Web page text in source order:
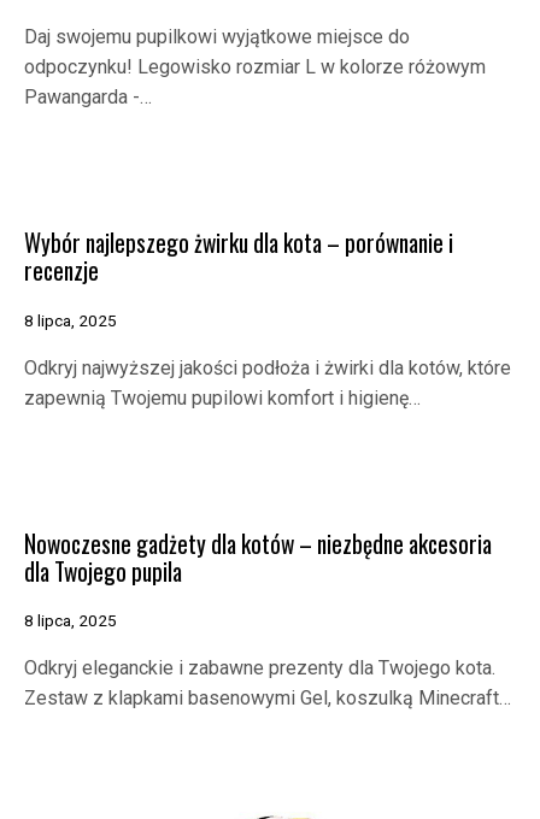
Daj swojemu pupilkowi wyjątkowe miejsce do
odpoczynku! Legowisko rozmiar L w kolorze różowym
Pawangarda -…
Wybór najlepszego żwirku dla kota – porównanie i
recenzje
8 lipca, 2025
Odkryj najwyższej jakości podłoża i żwirki dla kotów, które
zapewnią Twojemu pupilowi komfort i higienę…
Nowoczesne gadżety dla kotów – niezbędne akcesoria
dla Twojego pupila
8 lipca, 2025
Odkryj eleganckie i zabawne prezenty dla Twojego kota.
Zestaw z klapkami basenowymi Gel, koszulką Minecraft…